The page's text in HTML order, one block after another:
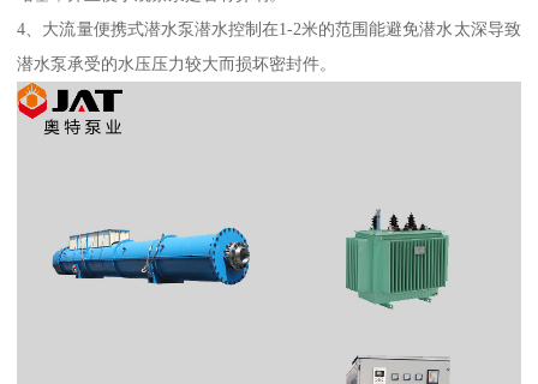
4、大流量便携式潜水泵潜水控制在1-2米的范围能避免潜水太深导致
潜水泵承受的水压压力较大而损坏密封件。